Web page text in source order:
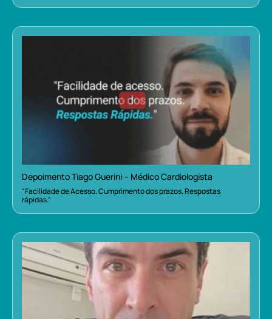
Depoimento Tiago Guerini – Médico Cardiologista
“Facilidade de Acesso. Cumprimento dos prazos. Respostas
rápidas.”